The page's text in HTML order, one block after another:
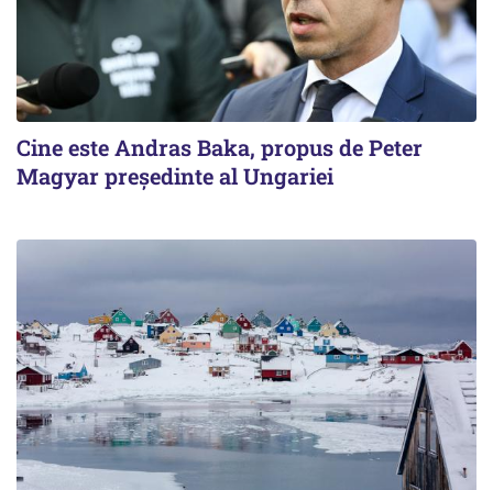
Cine este Andras Baka, propus de Peter
Magyar președinte al Ungariei